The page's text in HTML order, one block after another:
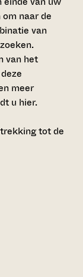
naar de
van
van het
meer
u hier.
tot de